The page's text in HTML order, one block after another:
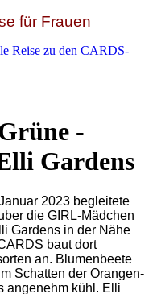
für Frauen
Reise zu den CARDS-
-
Gardens
2023 begleitete
die GIRL-Mädchen
Gardens in der Nähe
baut dort
an. Blumenbeete
Schatten der Orangen-
angenehm kühl. Elli